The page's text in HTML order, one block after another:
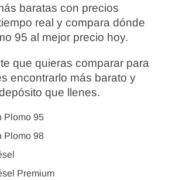
baratas con precios
real y compara dónde
95 al mejor precio hoy.
que quieras comparar para
encontrarlo más barato y
que llenes.
Plomo 95
Plomo 98
Premium